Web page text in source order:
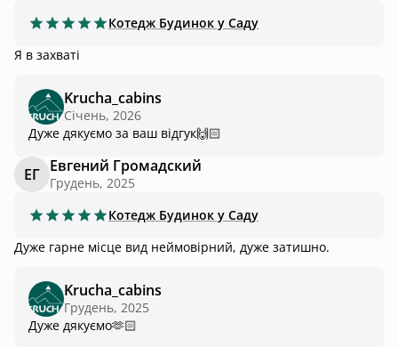
Котедж Будинок у Саду
Я в захваті
Krucha_cabins
Січень, 2026
Дуже дякуємо за ваш відгук🙌🏻
ЕГ Евгений Громадский
Грудень, 2025
Котедж Будинок у Саду
Дуже гарне місце вид неймовірний, дуже затишно.
Krucha_cabins
Грудень, 2025
Дуже дякуємо🫶🏻